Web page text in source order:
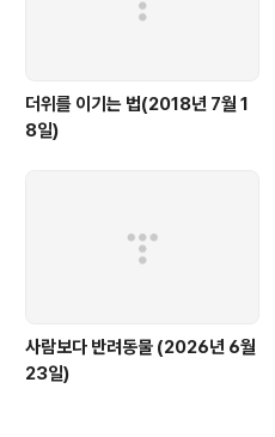
더위를 이기는 법(2018년 7월 1
8일)
사람보다 반려동물 (2026년 6월
23일)